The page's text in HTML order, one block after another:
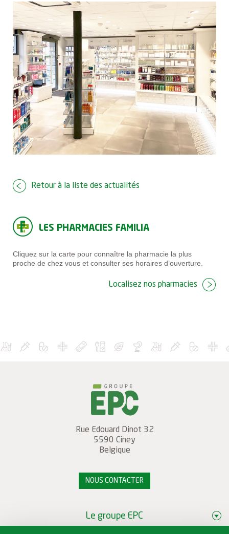
Retour à la liste des actualités
LES PHARMACIES FAMILIA
Cliquez sur la carte pour connaître la pharmacie la plus
proche de chez vous et consulter ses horaires d’ouverture.
Localisez nos pharmacies
Rue Edouard Dinot 32
5590 Ciney
Belgique
NOUS CONTACTER
Le groupe EPC